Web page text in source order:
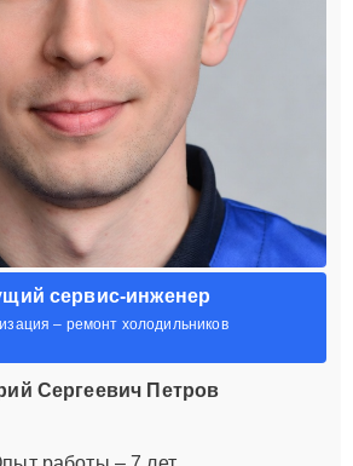
сервис-инженер
– ремонт холодильников
Сергеевич Петров